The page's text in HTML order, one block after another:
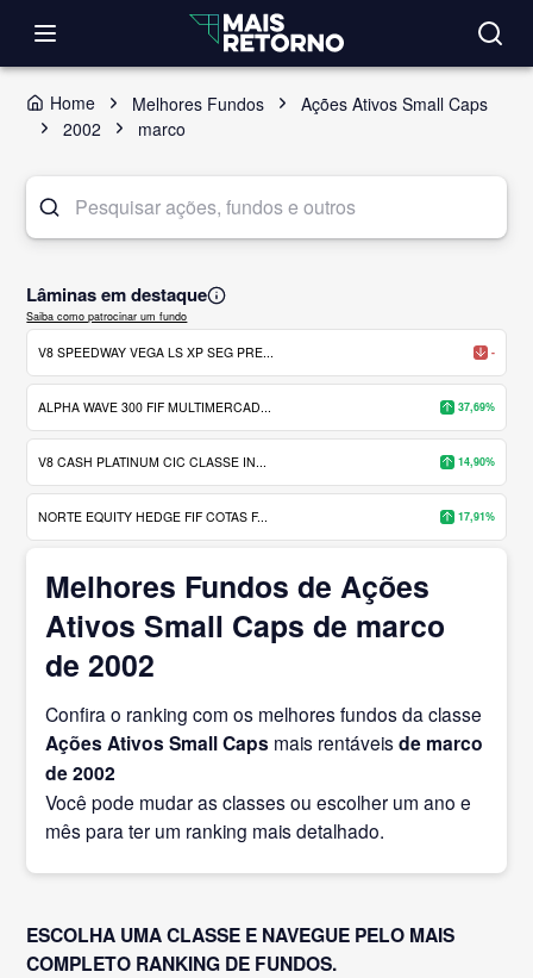
Home Melhores Fundos
Ações Ativos Small Caps
2002
marco
Lâminas em destaque
Saiba como patrocinar um fundo
V8 SPEEDWAY VEGA LS XP SEG PRE... -
ALPHA WAVE 300 FIF MULTIMERCAD... 37,69%
V8 CASH PLATINUM CIC CLASSE IN... 14,90%
NORTE EQUITY HEDGE FIF COTAS F... 17,91%
Melhores Fundos de Ações
Ativos Small Caps de marco
de 2002
Confira o ranking com os melhores fundos da classe
Ações Ativos Small Caps mais rentáveisde marco
de 2002
Você pode mudar as classes ou escolher um ano e
mês para ter um ranking mais detalhado.
ESCOLHA UMA CLASSE E NAVEGUE PELO MAIS
COMPLETO RANKING DE FUNDOS.